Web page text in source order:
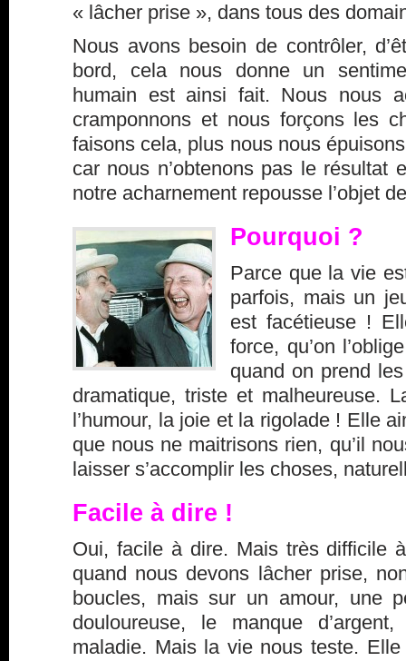
« lâcher prise », dans tous des
Nous avons besoin de contrôler,
bord, cela nous donne un
humain est ainsi fait. Nous nous
cramponnons et nous forçons les
faisons cela, plus nous nous
car nous n’obtenons pas le résultat
notre acharnement repousse l’objet
Pourquoi ?
Parce que la vie
parfois, mais un
est facétieuse !
force, qu’on
quand on prend
dramatique, triste et malheureuse.
l’humour, la joie et la rigolade ! Elle
que nous ne maitrisons rien, qu’il
laisser s’accomplir les choses,
Facile à dire !
Oui, facile à dire. Mais très difficile
quand nous devons lâcher prise,
boucles, mais sur un amour, une
douloureuse, le manque
maladie. Mais la vie nous teste.